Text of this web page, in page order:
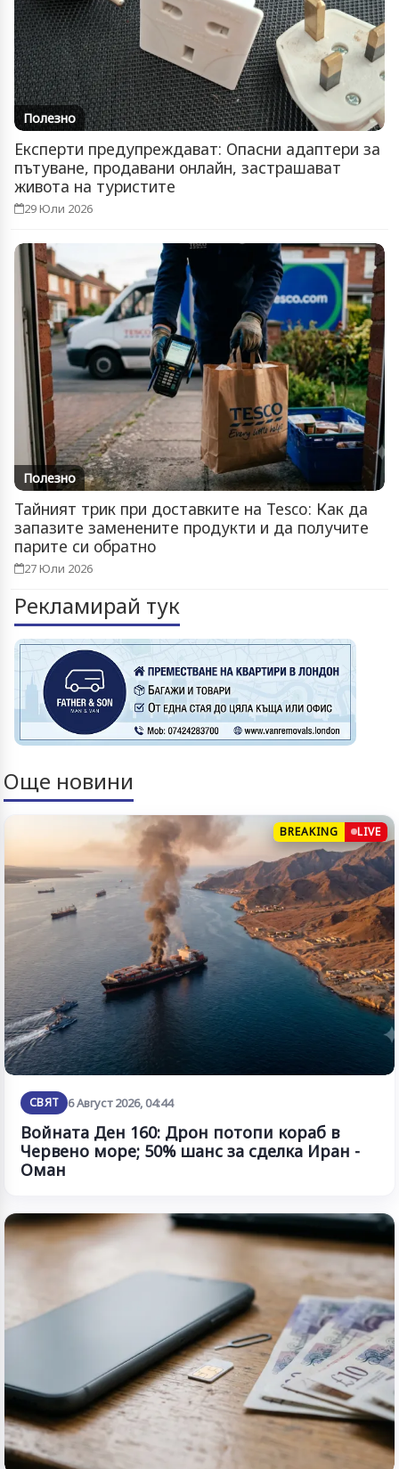
Полезно
Експерти предупреждават: Опасни адаптери за
пътуване, продавани онлайн, застрашават
живота на туристите
29 Юли 2026
Полезно
Тайният трик при доставките на Tesco: Как да
запазите заменените продукти и да получите
парите си обратно
27 Юли 2026
Рекламирай тук
Още новини
BREAKING LIVE
СВЯТ 6 Август 2026, 04:44
Войната Ден 160: Дрон потопи кораб в
Червено море; 50% шанс за сделка Иран -
Оман